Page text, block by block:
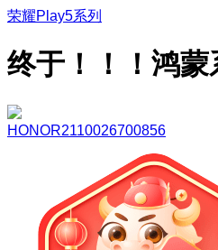
荣耀Play5系列
终于！！！鸿
HONOR2110026700856